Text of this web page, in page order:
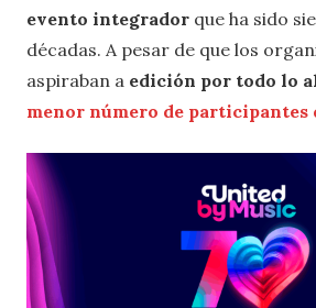
evento integrador que ha sido
décadas. A pesar de que los
aspiraban a edición por todo lo
menor número de participantes